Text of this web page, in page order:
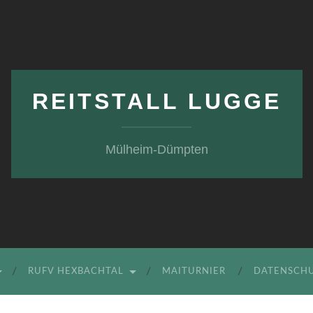
REITSTALL LUGGE
Mülheim-Dümpten
RUFV HEXBACHTAL MAITURNIER